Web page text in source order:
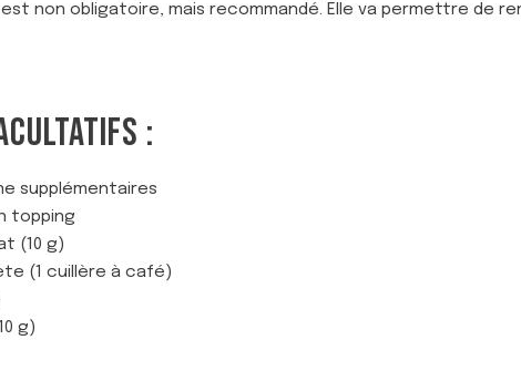
est non obligatoire, mais recommandé. Elle va permettre de
:
supplémentaires
topping
(10 g)
(1 cuillère à café)
g)